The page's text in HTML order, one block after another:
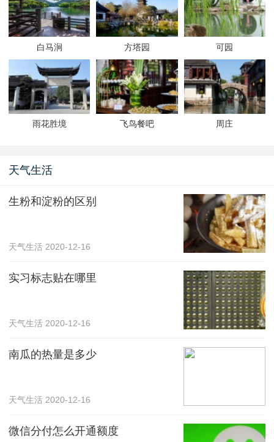
白马涧 方塔园 可园
雨花胜境 飞鸟餐吧 周庄
天气生活
生粉和淀粉的区别
天气生活 2020-12-16
实习标志贴在哪里
天气生活 2020-12-16
南瓜的热量是多少
天气生活 2020-12-16
微信分付怎么开通额度